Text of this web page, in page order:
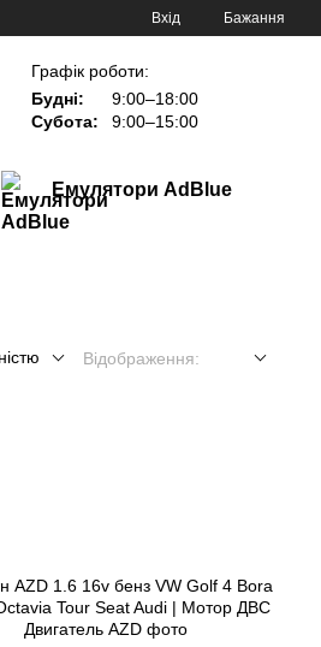
Вхід Бажання
Графік роботи:
Будні:
9:00–18:00
Субота:
9:00–15:00
Емулятори AdBlue
Відображення: